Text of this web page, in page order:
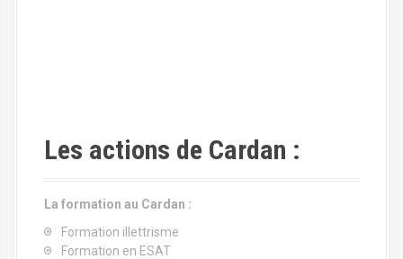
Les actions de Cardan :
La formation au Cardan :
Formation illettrisme
Formation en ESAT